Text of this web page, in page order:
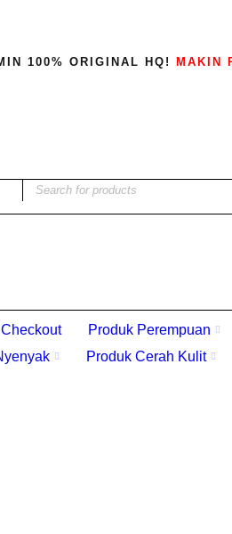
100% ORIGINAL HQ! MAKIN
Checkout Produk Perempuan
Produk Cerah Kulit